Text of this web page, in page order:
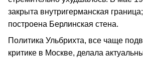
закрыта внутригерманская
построена Берлинская стена.
Политика Ульбрихта, все чаще
критике в Москве, делала